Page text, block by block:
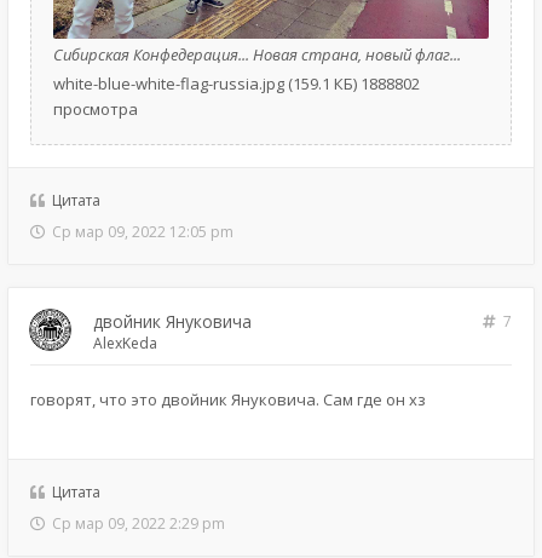
Сибирская Конфедерация... Новая страна, новый флаг...
white-blue-white-flag-russia.jpg (159.1 КБ) 1888802
просмотра
Цитата
Ср мар 09, 2022 12:05 pm
двойник Януковича
7
AlexKeda
говорят, что это двойник Януковича. Сам где он хз
Цитата
Ср мар 09, 2022 2:29 pm